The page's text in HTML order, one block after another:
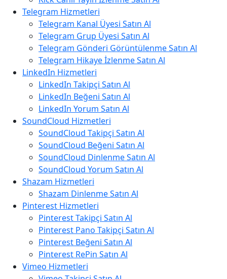
Telegram Hizmetleri
Telegram Kanal Üyesi Satın Al
Telegram Grup Üyesi Satın Al
Telegram Gönderi Görüntülenme Satın Al
Telegram Hikaye İzlenme Satın Al
LinkedIn Hizmetleri
LinkedIn Takipçi Satın Al
LinkedIn Beğeni Satın Al
LinkedIn Yorum Satın Al
SoundCloud Hizmetleri
SoundCloud Takipçi Satın Al
SoundCloud Beğeni Satın Al
SoundCloud Dinlenme Satın Al
SoundCloud Yorum Satın Al
Shazam Hizmetleri
Shazam Dinlenme Satın Al
Pinterest Hizmetleri
Pinterest Takipçi Satın Al
Pinterest Pano Takipçi Satın Al
Pinterest Beğeni Satın Al
Pinterest RePin Satın Al
Vimeo Hizmetleri